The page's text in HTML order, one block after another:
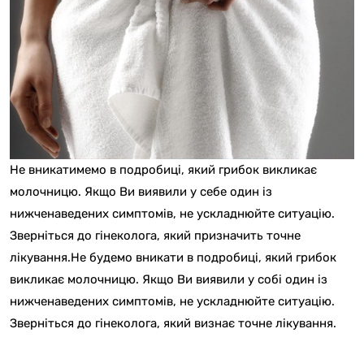
Не вникатимемо в подробиці, який грибок викликає
молочницю. Якщо Ви виявили у себе один із
нижченаведених симптомів, не ускладнюйте ситуацію.
Зверніться до гінеколога, який призначить точне
лікування.Не будемо вникати в подробиці, який грибок
викликає молочницю. Якщо Ви виявили у собі один із
нижченаведених симптомів, не ускладнюйте ситуацію.
Зверніться до гінеколога, який визнає точне лікування.